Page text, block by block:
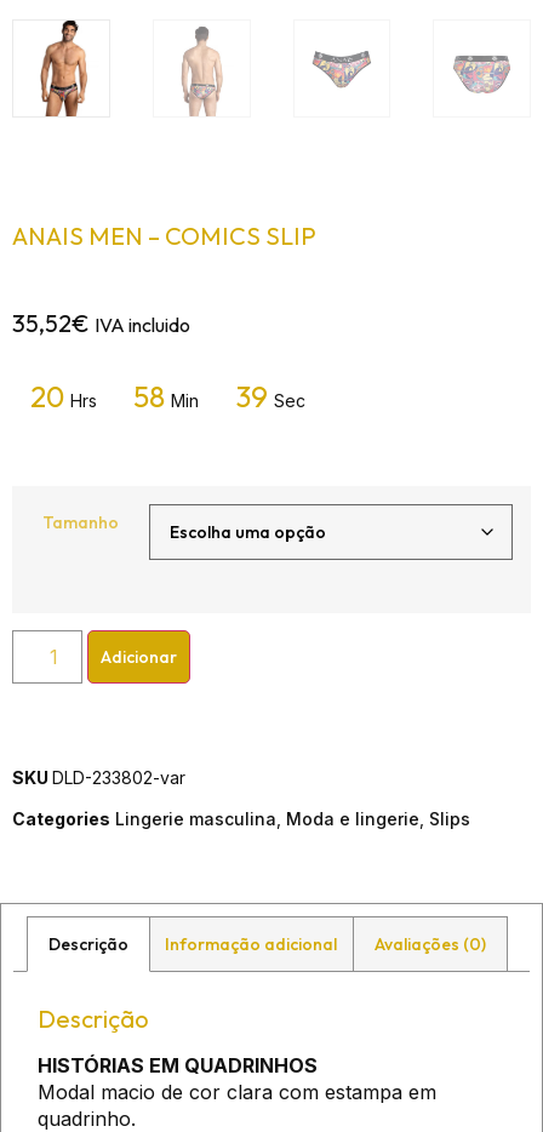
ANAIS MEN – COMICS SLIP
35,52€ IVA incluido
20 Hrs 58 Min 38 Sec
Tamanho
Adicionar
SKU DLD-233802-var
Categories Lingerie masculina Moda e lingerie Slips
Descrição Informação adicional Avaliações (0)
Descrição
HISTÓRIAS EM QUADRINHOS
Modal macio de cor clara com estampa em
quadrinho.